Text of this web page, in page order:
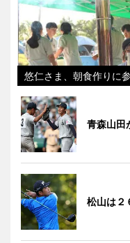
悠仁さま、朝食作りに
青森山
松山は